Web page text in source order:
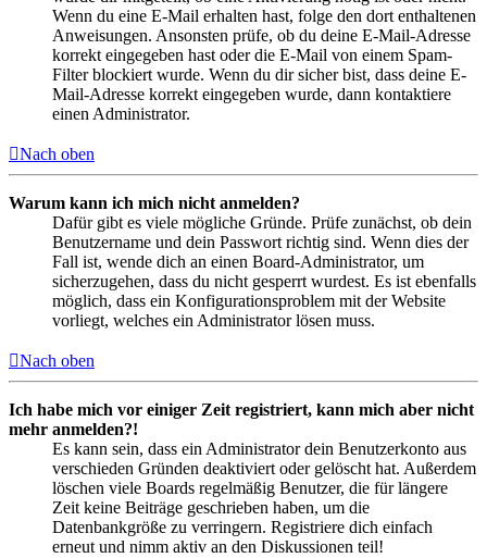
Wenn du eine E-Mail erhalten hast, folge den dort enthaltenen
Anweisungen. Ansonsten prüfe, ob du deine E-Mail-Adresse
korrekt eingegeben hast oder die E-Mail von einem Spam-
Filter blockiert wurde. Wenn du dir sicher bist, dass deine E-
Mail-Adresse korrekt eingegeben wurde, dann kontaktiere
einen Administrator.
Nach oben
Warum kann ich mich nicht anmelden?
Dafür gibt es viele mögliche Gründe. Prüfe zunächst, ob dein
Benutzername und dein Passwort richtig sind. Wenn dies der
Fall ist, wende dich an einen Board-Administrator, um
sicherzugehen, dass du nicht gesperrt wurdest. Es ist ebenfalls
möglich, dass ein Konfigurationsproblem mit der Website
vorliegt, welches ein Administrator lösen muss.
Nach oben
Ich habe mich vor einiger Zeit registriert, kann mich aber nicht
mehr anmelden?!
Es kann sein, dass ein Administrator dein Benutzerkonto aus
verschieden Gründen deaktiviert oder gelöscht hat. Außerdem
löschen viele Boards regelmäßig Benutzer, die für längere
Zeit keine Beiträge geschrieben haben, um die
Datenbankgröße zu verringern. Registriere dich einfach
erneut und nimm aktiv an den Diskussionen teil!